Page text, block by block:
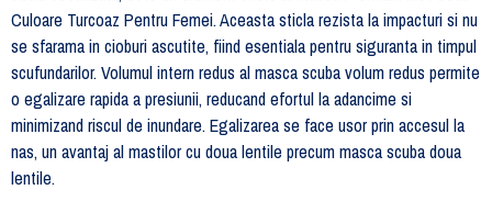
Culoare Turcoaz Pentru Femei. Aceasta sticla rezista la impacturi si nu
se sfarama in cioburi ascutite, fiind esentiala pentru siguranta in timpul
scufundarilor. Volumul intern redus al masca scuba volum redus permite
o egalizare rapida a presiunii, reducand efortul la adancime si
minimizand riscul de inundare. Egalizarea se face usor prin accesul la
nas, un avantaj al mastilor cu doua lentile precum masca scuba doua
lentile.